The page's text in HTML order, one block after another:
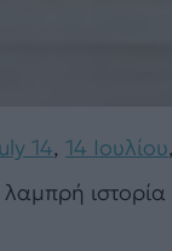
14, 14 Ιουλίου,